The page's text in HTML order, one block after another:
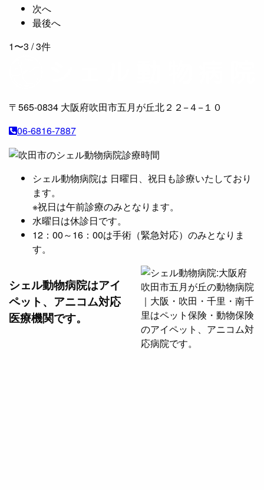
次へ
最後へ
1〜3 / 3件
〒565-0834 大阪府吹田市五月が丘北２２−４−１０
06-6816-7887
シェル動物病院は 日曜日、祝日も診療いたしており
ます。
※祝日は午前診療のみとなります。
水曜日は休診日です。
12：00～16：00は手術（緊急対応）のみとなりま
す。
シェル動物病院はアイ
ペット、アニコム対応
医療機関です。